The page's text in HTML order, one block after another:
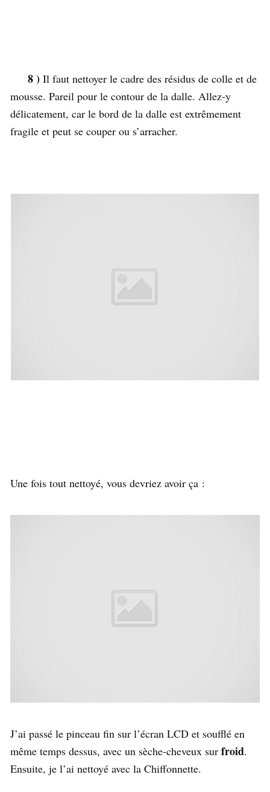
8 ) Il faut nettoyer le cadre des résidus de colle et de
mousse. Pareil pour le contour de la dalle. Allez-y
délicatement, car le bord de la dalle est extrêmement
fragile et peut se couper ou s’arracher.
Une fois tout nettoyé, vous devriez avoir ça :
J’ai passé le pinceau fin sur l’écran LCD et soufflé en
même temps dessus, avec un sèche-cheveux sur froid.
Ensuite, je l’ai nettoyé avec la Chiffonnette.